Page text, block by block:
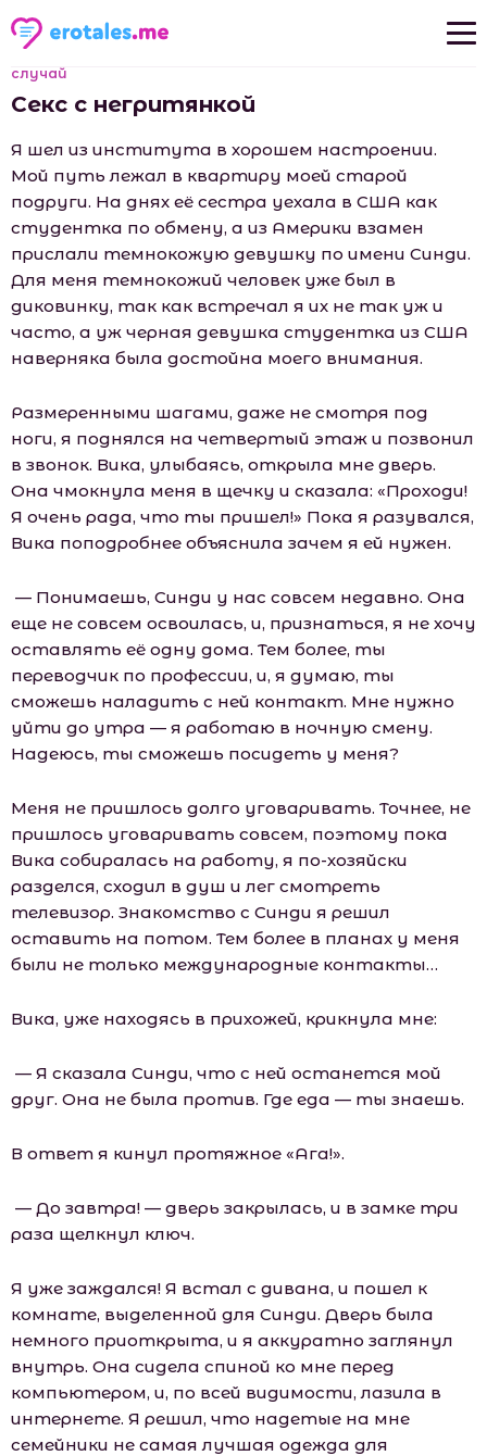
Новые рассказы
Популярные рассказы
случай
Секс с негритянкой
Я шел из института в хорошем настроении.
Мой путь лежал в квартиру моей старой
подруги. На днях её сестра уехала в США как
студентка по обмену, а из Америки взамен
прислали темнокожую девушку по имени Синди.
Для меня темнокожий человек уже был в
диковинку, так как встречал я их не так уж и
часто, а уж черная девушка студентка из США
наверняка была достойна моего внимания.
Размеренными шагами, даже не смотря под
ноги, я поднялся на четвертый этаж и позвонил
в звонок. Вика, улыбаясь, открыла мне дверь.
Она чмокнула меня в щечку и сказала: «Проходи!
Я очень рада, что ты пришел!» Пока я разувался,
Вика поподробнее объяснила зачем я ей нужен.
— Понимаешь, Синди у нас совсем недавно. Она
еще не совсем освоилась, и, признаться, я не хочу
оставлять её одну дома. Тем более, ты
переводчик по профессии, и, я думаю, ты
сможешь наладить с ней контакт. Мне нужно
уйти до утра — я работаю в ночную смену.
Надеюсь, ты сможешь посидеть у меня?
Меня не пришлось долго уговаривать. Точнее, не
пришлось уговаривать совсем, поэтому пока
Вика собиралась на работу, я по-хозяйски
разделся, сходил в душ и лег смотреть
телевизор. Знакомство с Синди я решил
оставить на потом. Тем более в планах у меня
были не только международные контакты…
Вика, уже находясь в прихожей, крикнула мне:
— Я сказала Синди, что с ней останется мой
друг. Она не была против. Где еда — ты знаешь.
В ответ я кинул протяжное «Ага!».
— До завтра! — дверь закрылась, и в замке три
раза щелкнул ключ.
Я уже заждался! Я встал с дивана, и пошел к
комнате, выделенной для Синди. Дверь была
немного приоткрыта, и я аккуратно заглянул
внутрь. Она сидела спиной ко мне перед
компьютером, и, по всей видимости, лазила в
интернете. Я решил, что надетые на мне
семейники не самая лучшая одежда для